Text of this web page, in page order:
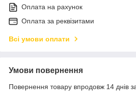
Оплата на рахунок
Оплата за реквізитами
Всі умови оплати
Умови повернення
Повернення товару впродовж 14 днів